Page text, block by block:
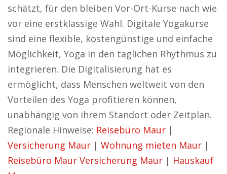
schätzt, für den bleiben Vor-Ort-Kurse nach wie
vor eine erstklassige Wahl. Digitale Yogakurse
sind eine flexible, kostengünstige und einfache
Möglichkeit, Yoga in den täglichen Rhythmus zu
integrieren. Die Digitalisierung hat es
ermöglicht, dass Menschen weltweit von den
Vorteilen des Yoga profitieren können,
unabhängig von ihrem Standort oder Zeitplan.
Regionale Hinweise: Reisebüro Maur |
Versicherung Maur | Wohnung mieten Maur |
Reisebüro Maur Versicherung Maur | Hauskauf